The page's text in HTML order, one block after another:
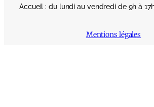
Accueil : du lundi au vendredi de 9h à
Mentions légales